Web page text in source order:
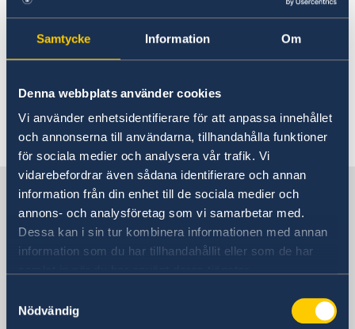
Samtycke Information Om
Denna webbplats använder cookies
Vi använder enhetsidentifierare för att anpassa innehållet
och annonserna till användarna, tillhandahålla funktioner
för sociala medier och analysera vår trafik. Vi
vidarebefordrar även sådana identifierare och annan
information från din enhet till de sociala medier och
annons- och analysföretag som vi samarbetar med.
Dessa kan i sin tur kombinera informationen med annan
information som du har tillhandahållit eller som de har
Nödvändig
Do you need to renew/apply for a passport or
Information can be found through below link:
> Passports
Última actualización 22 feb 2024, 16.21
Sweden in USA, San Francisco
Consulate General
Visiting address
San Francisco